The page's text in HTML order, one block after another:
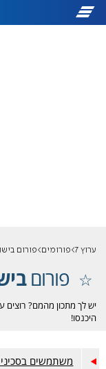
ערוץ 7 פורומים פורום
פורום
יש לך מתכון מהמם? רוצים
היכנסו!
משתמשים